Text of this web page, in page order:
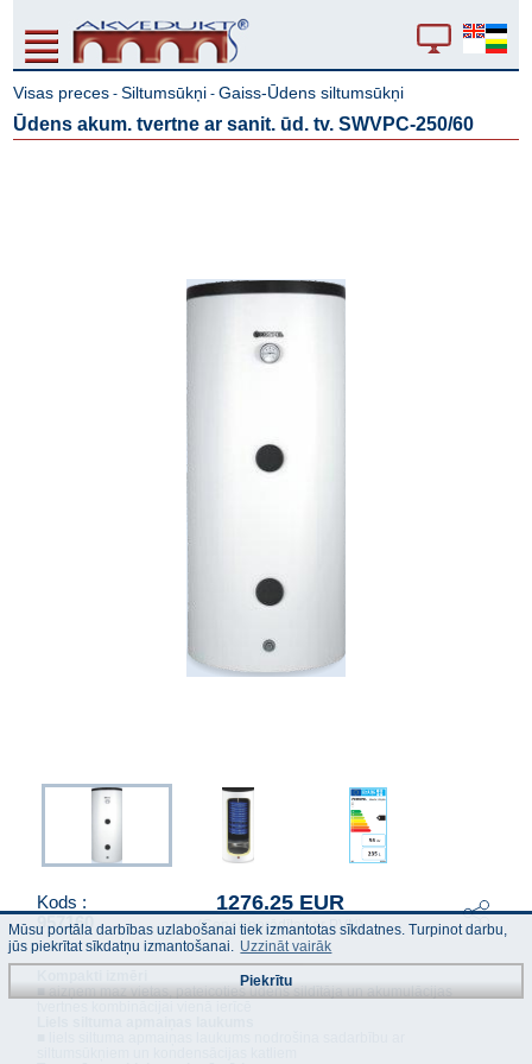
Visas preces -Siltumsūkņi -Gaiss-Ūdens siltumsūkņi
Ūdens akum. tvertne ar sanit. ūd. tv. SWVPC-250/60
Kods :
957160
1276.25 EUR
(Cenas norādītas ar PVN)
■ aizņem maz vietas, pateicoties ūdens sildītāja un akumulācijas
Mūsu portāla darbības uzlabošanai tiek izmantotas sīkdatnes. Turpinot darbu,
jūs piekrītat sīkdatņu izmantošanai. Uzzināt vairāk
Piekrītu